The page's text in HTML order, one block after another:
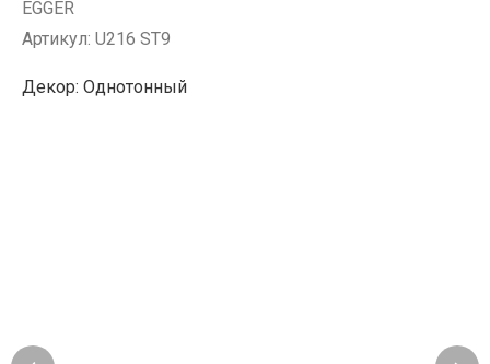
EGGER
Артикул: U216 ST9
Декор: Однотонный